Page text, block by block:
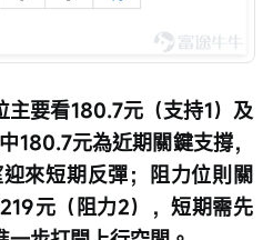
主要看180.7元（支持1）及
180.7元為近期關鍵支撐，
來短期反彈；阻力位則關
元（阻力2），短期需先